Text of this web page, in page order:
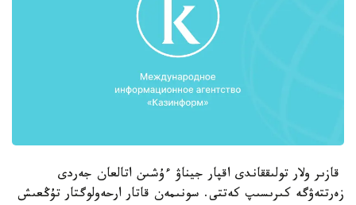
قازىر ولار تولىققاندى اقپار جيناۋ ءۇشىن اتالعان جەردى
زەرتتەۋگە كىرىسىپ كەتتى. سونىمەن قاتار ارحەولوگتار تۇڭعىش